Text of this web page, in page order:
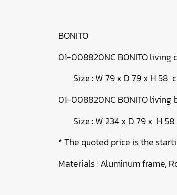
BONITO
01-008820NC BONITO living
Size : W 79 x D 79 x H 58
01-008820NC BONITO living
Size : W 234 x D 79 x H 58
* The quoted price is the
Materials : Aluminum frame,